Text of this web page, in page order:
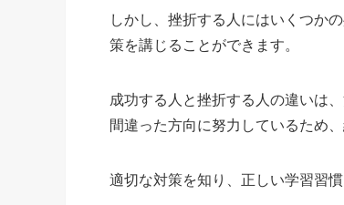
しかし、挫折する人にはいくつか
策を講じることができます。
成功する人と挫折する人の違いは
間違った方向に努力しているため
適切な対策を知り、正しい学習習